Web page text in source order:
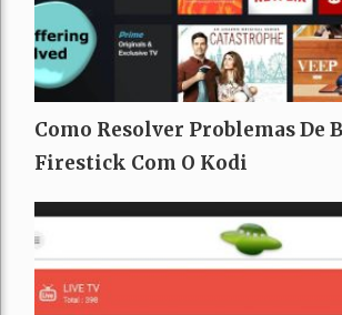
Como Resolver Problemas De
Firestick Com O Kodi